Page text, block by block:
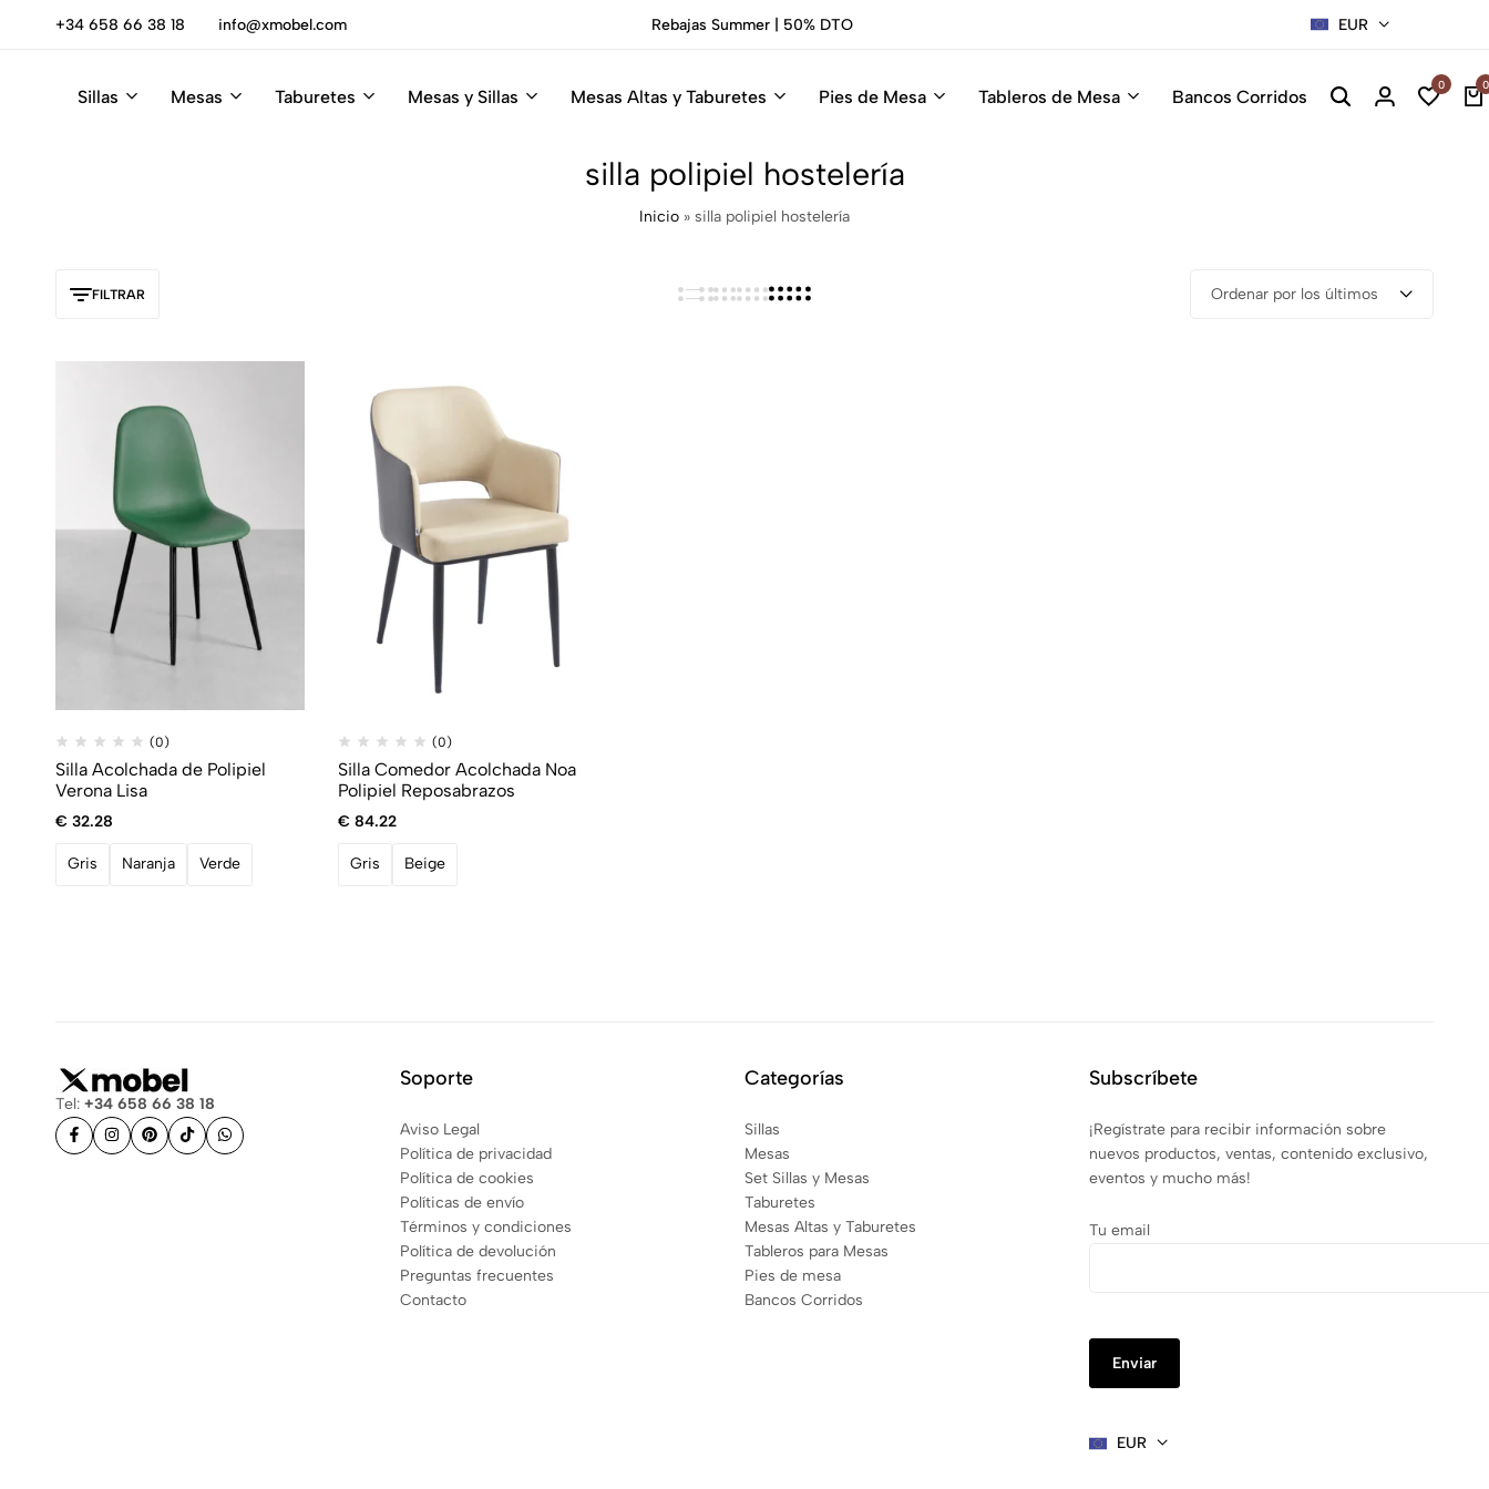
+34 658 66 38 18 info@xmobel.com Rebajas Summer | 50% DTO EUR
Sillas Mesas Taburetes Mesas y Sillas Mesas Altas y Taburetes Pies de Mesa Tableros de Mesa Bancos Corridos
0 0
silla polipiel hostelería
Inicio » silla polipiel hostelería
FILTRAR Ordenar por los últimos
(0)
Silla Acolchada de Polipiel
Verona Lisa
€ 32.28
Gris Naranja Verde
(0)
Silla Comedor Acolchada Noa
Polipiel Reposabrazos
€ 84.22
Gris Beige
Tel: +34 658 66 38 18
Soporte
Aviso Legal
Política de privacidad
Política de cookies
Políticas de envío
Términos y condiciones
Política de devolución
Preguntas frecuentes
Contacto
Categorías
Sillas
Mesas
Set Sillas y Mesas
Taburetes
Mesas Altas y Taburetes
Tableros para Mesas
Pies de mesa
Bancos Corridos
Subscríbete
¡Regístrate para recibir información sobre
nuevos productos, ventas, contenido exclusivo,
eventos y mucho más!
Tu email
EUR